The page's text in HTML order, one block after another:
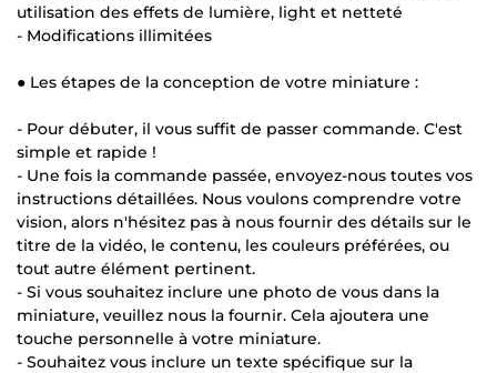
utilisation des effets de lumière, light et netteté
- Modifications illimitées
● Les étapes de la conception de votre miniature :
- Pour débuter, il vous suffit de passer commande. C'est
simple et rapide !
- Une fois la commande passée, envoyez-nous toutes vos
instructions détaillées. Nous voulons comprendre votre
vision, alors n'hésitez pas à nous fournir des détails sur le
titre de la vidéo, le contenu, les couleurs préférées, ou
tout autre élément pertinent.
- Si vous souhaitez inclure une photo de vous dans la
miniature, veuillez nous la fournir. Cela ajoutera une
touche personnelle à votre miniature.
- Souhaitez vous inclure un texte spécifique sur la